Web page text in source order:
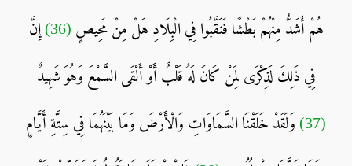
هُمْ أَشَدُّ مِنْهُمْ بَطْشًا فَنَقَّبُوا فِي الْبِلَادِ هَلْ مِنْ مَحِيصٍ (36) إِنَّ
فِي ذَلِكَ لَذِكْرَى لِمَنْ كَانَ لَهُ قَلْبٌ أَوْ أَلْقَى السَّمْعَ وَهُوَ شَهِيدٌ
(37) وَلَقَدْ خَلَقْنَا السَّمَاوَاتِ وَالْأَرْضَ وَمَا بَيْنَهُمَا فِي سِتَّةِ أَيَّامٍ